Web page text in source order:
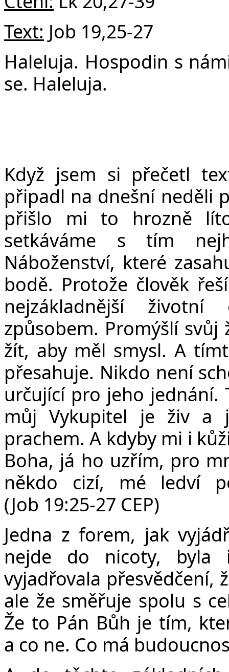
Text: Job 19,25-27
Haleluja. Hospodin s
se. Haleluja.
Když jsem si přečetl
připadl na dnešní neděli
přišlo mi to hrozně
setkáváme s tím
Náboženství, které
bodě. Protože člověk
nejzákladnější životní
způsobem. Promýšlí
žít, aby měl smysl. A
přesahuje. Nikdo není
určující pro jeho jednání.
můj Vykupitel je živ a
prachem. A kdyby mi i
Boha, já ho uzřím, pro
někdo cizí, mé ledví
(Job 19:25-27 CEP)
Jedna z forem, jak
nejde do nicoty, byla
vyjadřovala přesvědčení,
ale že směřuje spolu s
Že to Pán Bůh je tím,
a co ne. Co má